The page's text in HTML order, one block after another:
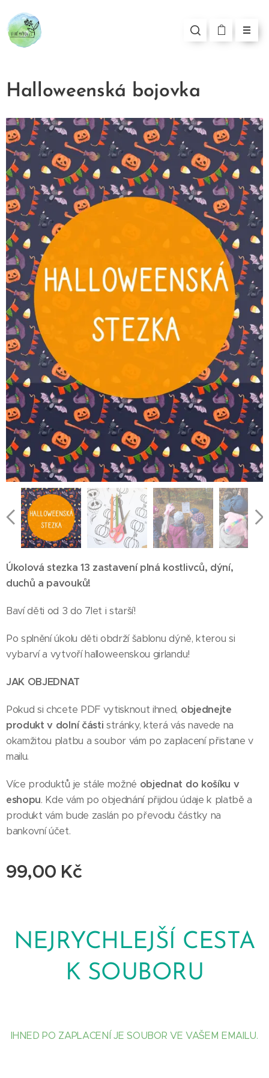
Halloweenská bojovka
Úkolová stezka 13 zastavení plná kostlivců, dýní,
duchů a pavouků!
Baví děti od 3 do 7let i starší!
Po splnění úkolu děti obdrží šablonu dýně, kterou si
vybarví a vytvoří halloweenskou girlandu!
JAK OBJEDNAT
Pokud si chcete PDF vytisknout ihned, objednejte
produkt v dolní části stránky, která vás navede na
okamžitou platbu a soubor vám po zaplacení přistane v
mailu.
Více produktů je stále možné objednat do košíku v
eshopu. Kde vám po objednání přijdou údaje k platbě a
produkt vám bude zaslán po převodu částky na
bankovní účet.
99,00 Kč
NEJRYCHLEJŠÍ CESTA
K SOUBORU
IHNED PO ZAPLACENÍ JE SOUBOR VE VAŠEM EMAILU.